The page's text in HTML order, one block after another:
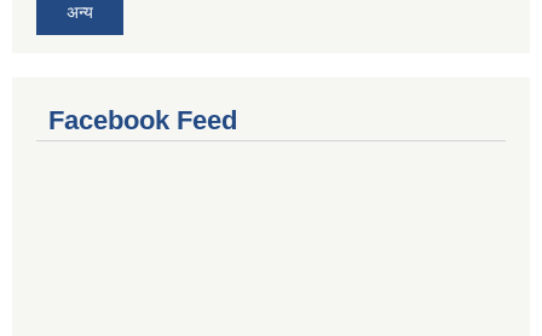
अन्य
Facebook Feed